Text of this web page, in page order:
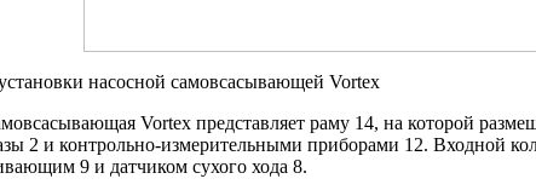
насосной самовсасывающей Vortex
Vortex представляет раму 14, на которой
2 и контрольно-измерительными приборами 12. Входной
9 и датчиком сухого хода 8.